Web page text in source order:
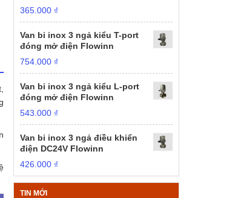
365.000 ₫
Van bi inox 3 ngả kiểu T-port
đóng mở điện Flowinn
754.000 ₫
Van bi inox 3 ngả kiểu L-port
đóng mở điện Flowinn
543.000 ₫
Van bi inox 3 ngả điều khiển
điện DC24V Flowinn
426.000 ₫
TIN MỚI